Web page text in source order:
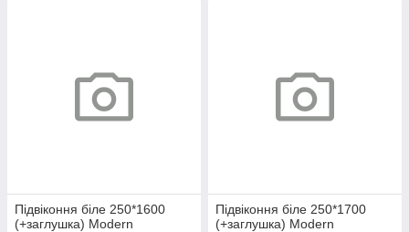
Підвіконня біле 250*1600
(+заглушка) Modern
Підвіконня біле 250*1700
(+заглушка) Modern